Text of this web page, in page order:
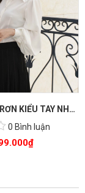
ÁO SƠ MI TRƠN KIỂU TAY NHÚN
0 Bình luận
₫